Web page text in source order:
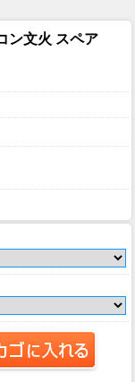
文火 スペア